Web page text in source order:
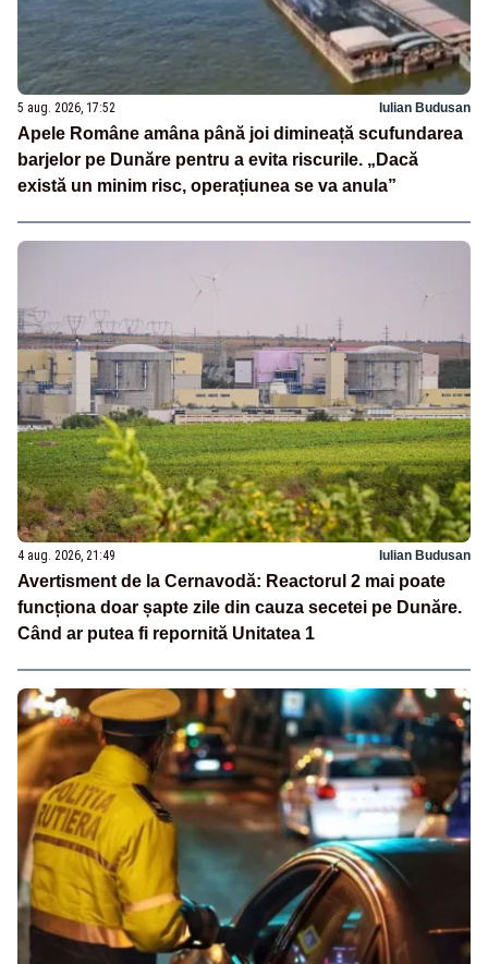
5 aug. 2026, 17:52 Iulian Budusan
Apele Române amâna până joi dimineață scufundarea
barjelor pe Dunăre pentru a evita riscurile. „Dacă
există un minim risc, operațiunea se va anula”
4 aug. 2026, 21:49 Iulian Budusan
Avertisment de la Cernavodă: Reactorul 2 mai poate
funcționa doar șapte zile din cauza secetei pe Dunăre.
Când ar putea fi repornită Unitatea 1